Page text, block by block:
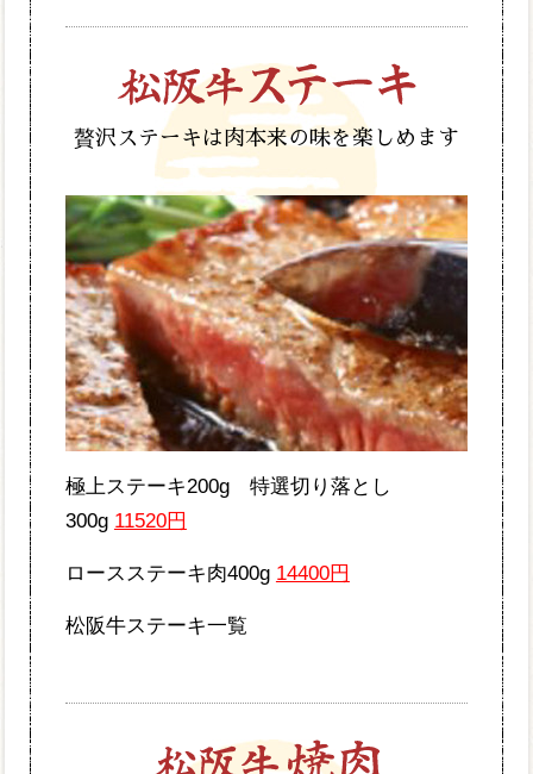
贅沢ステーキは肉本来の味を楽しめます
極上ステーキ200g 特選切り落とし
300g 11520円
ロースステーキ肉400g 14400円
松阪牛ステーキ一覧